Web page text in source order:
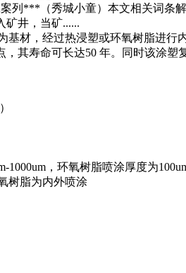
列***（秀城小童）本文相关词条
矿井，当矿......
基材，经过热浸塑或环氧树脂进行
，其寿命可长达50 年。同时该涂塑
，环氧树脂喷涂厚度为
树脂为内外喷涂